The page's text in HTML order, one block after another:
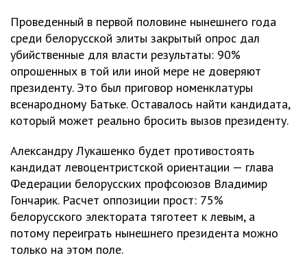
Проведенный в первой половине нынешнего года
среди белорусской элиты закрытый опрос дал
убийственные для власти результаты: 90%
опрошенных в той или иной мере не доверяют
президенту. Это был приговор номенклатуры
всенародному Батьке. Оставалось найти кандидата,
который может реально бросить вызов президенту.
Александру Лукашенко будет противостоять
кандидат левоцентристской ориентации — глава
Федерации белорусских профсоюзов Владимир
Гончарик. Расчет оппозиции прост: 75%
белорусского электората тяготеет к левым, а
потому переиграть нынешнего президента можно
только на этом поле.